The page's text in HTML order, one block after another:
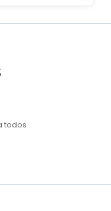
todos